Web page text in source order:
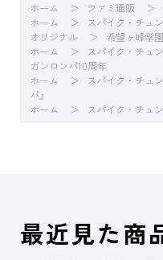
ホーム ファミ通販
ホーム
スパイク・チュ
オリジナル
希望ヶ峰学
ホーム
スパイク・チュ
ガンロンパ10周年
ホーム
スパイク・チュ
パ』
ホーム
スパイク・チュ
最近見た商